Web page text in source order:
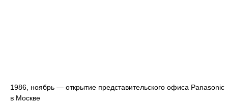
1986, ноябрь — открытие представительского офиса Panasonic
в Москве